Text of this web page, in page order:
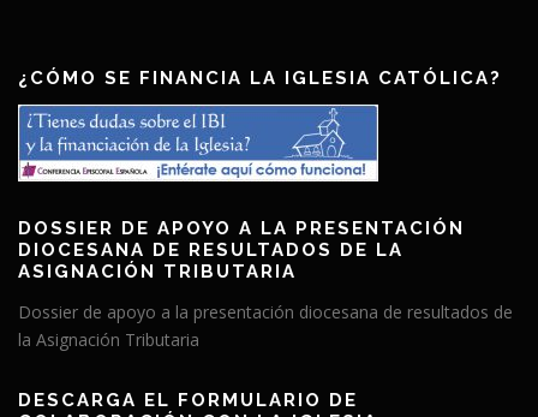
¿CÓMO SE FINANCIA LA IGLESIA CATÓLICA?
DOSSIER DE APOYO A LA PRESENTACIÓN
DIOCESANA DE RESULTADOS DE LA
ASIGNACIÓN TRIBUTARIA
Dossier de apoyo a la presentación diocesana de resultados de
la Asignación Tributaria
DESCARGA EL FORMULARIO DE